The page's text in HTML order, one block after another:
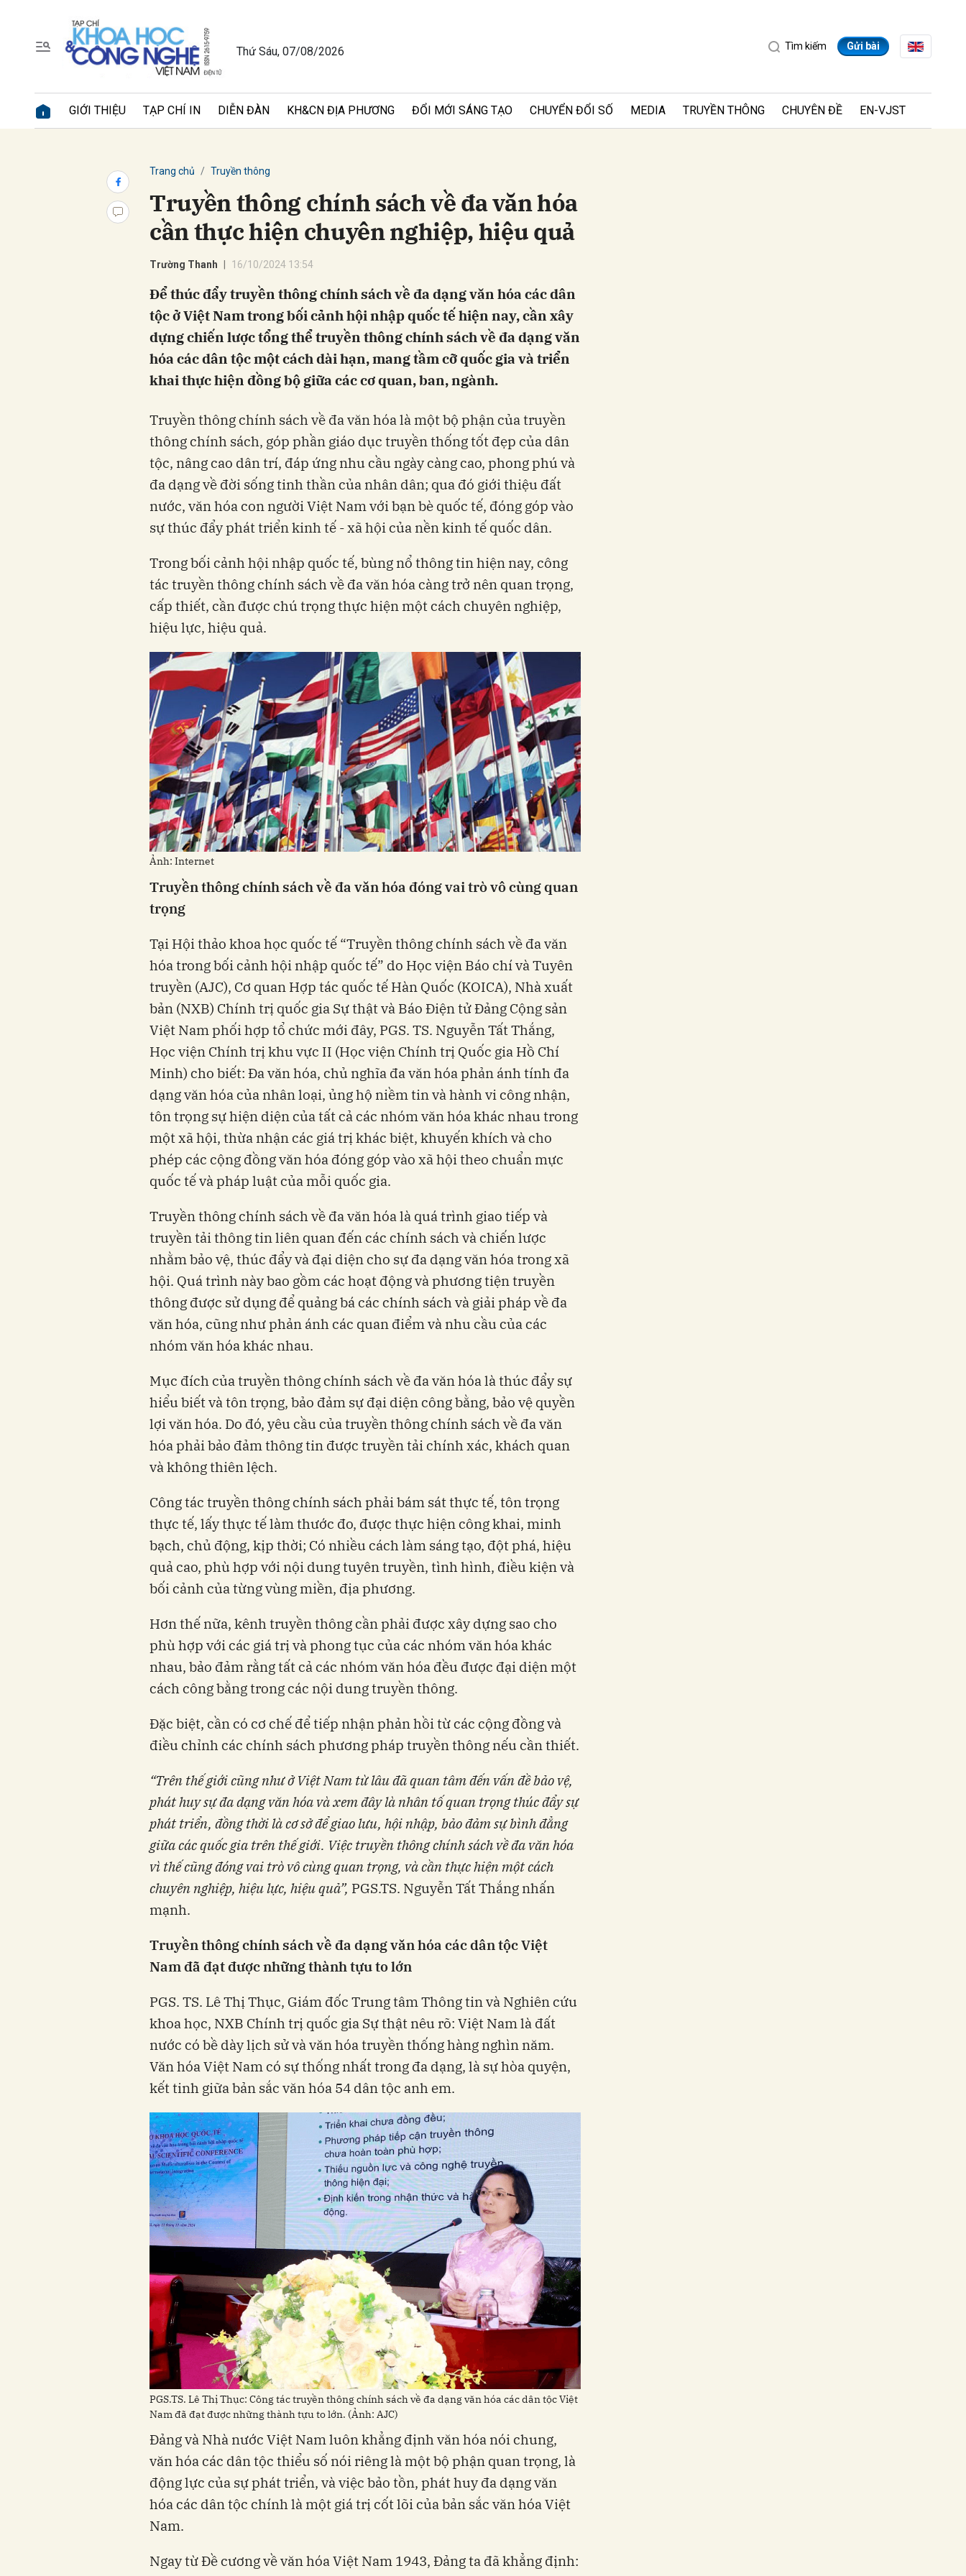
Thứ Sáu, 07/08/2026 Tìm kiếm Gửi bài
GIỚI THIỆU TẠP CHÍ IN DIỄN ĐÀN KH&CN ĐỊA PHƯƠNG ĐỔI MỚI SÁNG TẠO CHUYỂN ĐỔI SỐ MEDIA TRUYỀN THÔNG CHUYÊN ĐỀ EN-VJST
Trang chủ Truyền thông
Truyền thông chính sách về đa văn hóa
cần thực hiện chuyên nghiệp, hiệu quả
Trường Thanh 16/10/2024 13:54
Để thúc đẩy truyền thông chính sách về đa dạng văn hóa các dân
tộc ở Việt Nam trong bối cảnh hội nhập quốc tế hiện nay, cần xây
dựng chiến lược tổng thể truyền thông chính sách về đa dạng văn
hóa các dân tộc một cách dài hạn, mang tầm cỡ quốc gia và triển
khai thực hiện đồng bộ giữa các cơ quan, ban, ngành.
Truyền thông chính sách về đa văn hóa là một bộ phận của truyền
thông chính sách, góp phần giáo dục truyền thống tốt đẹp của dân
tộc, nâng cao dân trí, đáp ứng nhu cầu ngày càng cao, phong phú và
đa dạng về đời sống tinh thần của nhân dân; qua đó giới thiệu đất
nước, văn hóa con người Việt Nam với bạn bè quốc tế, đóng góp vào
sự thúc đẩy phát triển kinh tế - xã hội của nền kinh tế quốc dân.
Trong bối cảnh hội nhập quốc tế, bùng nổ thông tin hiện nay, công
tác truyền thông chính sách về đa văn hóa càng trở nên quan trọng,
cấp thiết, cần được chú trọng thực hiện một cách chuyên nghiệp,
hiệu lực, hiệu quả.
Ảnh: Internet
Truyền thông chính sách về đa văn hóa đóng vai trò vô cùng quan
trọng
Tại Hội thảo khoa học quốc tế “Truyền thông chính sách về đa văn
hóa trong bối cảnh hội nhập quốc tế” do Học viện Báo chí và Tuyên
truyền (AJC), Cơ quan Hợp tác quốc tế Hàn Quốc (KOICA), Nhà xuất
bản (NXB) Chính trị quốc gia Sự thật và Báo Điện tử Đảng Cộng sản
Việt Nam phối hợp tổ chức mới đây, PGS. TS. Nguyễn Tất Thắng,
Học viện Chính trị khu vực II (Học viện Chính trị Quốc gia Hồ Chí
Minh) cho biết: Đa văn hóa, chủ nghĩa đa văn hóa phản ánh tính đa
dạng văn hóa của nhân loại, ủng hộ niềm tin và hành vi công nhận,
tôn trọng sự hiện diện của tất cả các nhóm văn hóa khác nhau trong
một xã hội, thừa nhận các giá trị khác biệt, khuyến khích và cho
phép các cộng đồng văn hóa đóng góp vào xã hội theo chuẩn mực
quốc tế và pháp luật của mỗi quốc gia.
Truyền thông chính sách về đa văn hóa là quá trình giao tiếp và
truyền tải thông tin liên quan đến các chính sách và chiến lược
nhằm bảo vệ, thúc đẩy và đại diện cho sự đa dạng văn hóa trong xã
hội. Quá trình này bao gồm các hoạt động và phương tiện truyền
thông được sử dụng để quảng bá các chính sách và giải pháp về đa
văn hóa, cũng như phản ánh các quan điểm và nhu cầu của các
nhóm văn hóa khác nhau.
Mục đích của truyền thông chính sách về đa văn hóa là thúc đẩy sự
hiểu biết và tôn trọng, bảo đảm sự đại diện công bằng, bảo vệ quyền
lợi văn hóa. Do đó, yêu cầu của truyền thông chính sách về đa văn
hóa phải bảo đảm thông tin được truyền tải chính xác, khách quan
và không thiên lệch.
Công tác truyền thông chính sách phải bám sát thực tế, tôn trọng
thực tế, lấy thực tế làm thước đo, được thực hiện công khai, minh
bạch, chủ động, kịp thời; Có nhiều cách làm sáng tạo, đột phá, hiệu
quả cao, phù hợp với nội dung tuyên truyền, tình hình, điều kiện và
bối cảnh của từng vùng miền, địa phương.
Hơn thế nữa, kênh truyền thông cần phải được xây dựng sao cho
phù hợp với các giá trị và phong tục của các nhóm văn hóa khác
nhau, bảo đảm rằng tất cả các nhóm văn hóa đều được đại diện một
cách công bằng trong các nội dung truyền thông.
Đặc biệt, cần có cơ chế để tiếp nhận phản hồi từ các cộng đồng và
điều chỉnh các chính sách phương pháp truyền thông nếu cần thiết.
“Trên thế giới cũng như ở Việt Nam từ lâu đã quan tâm đến vấn đề bảo vệ,
phát huy sự đa dạng văn hóa và xem đây là nhân tố quan trọng thúc đẩy sự
phát triển, đồng thời là cơ sở để giao lưu, hội nhập, bảo đảm sự bình đẳng
giữa các quốc gia trên thế giới. Việc truyền thông chính sách về đa văn hóa
vì thế cũng đóng vai trò vô cùng quan trọng, và cần thực hiện một cách
chuyên nghiệp, hiệu lực, hiệu quả”, PGS.TS. Nguyễn Tất Thắng nhấn
mạnh.
Truyền thông chính sách về đa dạng văn hóa các dân tộc Việt
Nam đã đạt được những thành tựu to lớn
PGS. TS. Lê Thị Thục, Giám đốc Trung tâm Thông tin và Nghiên cứu
khoa học, NXB Chính trị quốc gia Sự thật nêu rõ: Việt Nam là đất
nước có bề dày lịch sử và văn hóa truyền thống hàng nghìn năm.
Văn hóa Việt Nam có sự thống nhất trong đa dạng, là sự hòa quyện,
kết tinh giữa bản sắc văn hóa 54 dân tộc anh em.
PGS.TS. Lê Thị Thục: Công tác truyền thông chính sách về đa dạng văn hóa các dân tộc Việt
Nam đã đạt được những thành tựu to lớn. (Ảnh: AJC)
Đảng và Nhà nước Việt Nam luôn khẳng định văn hóa nói chung,
văn hóa các dân tộc thiểu số nói riêng là một bộ phận quan trọng, là
động lực của sự phát triển, và việc bảo tồn, phát huy đa dạng văn
hóa các dân tộc chính là một giá trị cốt lõi của bản sắc văn hóa Việt
Nam.
Ngay từ Đề cương về văn hóa Việt Nam 1943, Đảng ta đã khẳng định:
Hủy